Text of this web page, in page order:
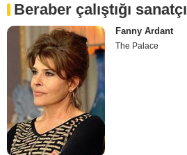
Beraber çalıştığı sanatçı
Fanny Ardant
The Palace